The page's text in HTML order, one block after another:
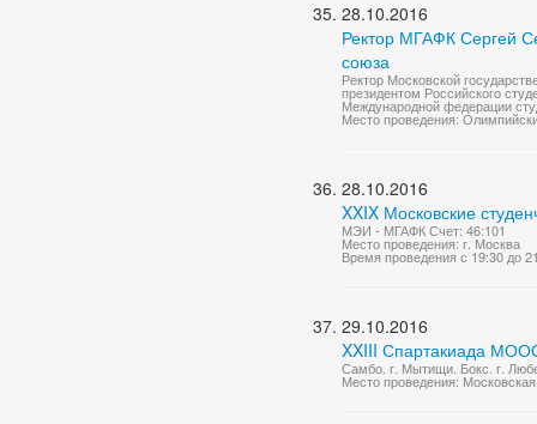
28.10.2016
Ректор МГАФК Сергей
союза
Ректор Московской
президентом Российского
Международной федерации
Место проведения:
28.10.2016
XXIX Московские
МЭИ - МГАФК Счет: 46:101
Место проведения: г. Москва
Время проведения с 19:30 до
29.10.2016
XXIII Спартакиада
Самбо. г. Мытищи. Бокс. г.
Место проведения: